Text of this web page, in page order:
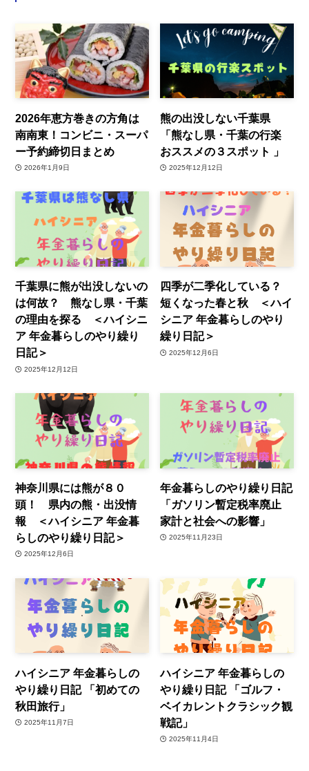
2026年恵方巻きの方角は
南南東！コンビニ・スーパ
ー予約締切日まとめ
2026年1月9日
熊の出没しない千葉県
「熊なし県・千葉の行楽
おススメの３スポット 」
2025年12月12日
千葉県に熊が出没しないの
は何故？ 熊なし県・千葉
の理由を探る ＜ハイシニ
ア 年金暮らしのやり繰り
日記＞
2025年12月12日
四季が二季化している？
短くなった春と秋 ＜ハイ
シニア 年金暮らしのやり
繰り日記＞
2025年12月6日
神奈川県には熊が８０
頭！ 県内の熊・出没情
報 ＜ハイシニア 年金暮
らしのやり繰り日記＞
2025年12月6日
年金暮らしのやり繰り日記
「ガソリン暫定税率廃止
家計と社会への影響」
2025年11月23日
ハイシニア 年金暮らしの
やり繰り日記 「初めての
秋田旅行」
2025年11月7日
ハイシニア 年金暮らしの
やり繰り日記 「ゴルフ・
ベイカレントクラシック観
戦記」
2025年11月4日